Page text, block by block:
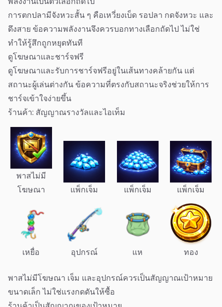
การตกปลามีจังหวะสั้น ๆ คือเหวี่ยงเบ็ด รอปลา กดจังหวะ และ
ดึงสาย ข้อความพลังงานจึงควรบอกทางเลือกถัดไป ไม่ใช่
ทำให้รู้สึกถูกหยุดทันที
ดูโฆษณาและชาร์จฟรี
ดูโฆษณาและรับการชาร์จฟรีอยู่ในเส้นทางคล้ายกัน แต่
สถานะผู้เล่นต่างกัน ข้อความที่ตรงกับสถานะจริงช่วยให้การ
ชาร์จเข้าใจง่ายขึ้น
ร้านค้า: สัญญาณรางวัลและไอเท็ม
พาสไม่มี
โฆษณา
แพ็กเจ็ม แพ็กเจ็ม แพ็กเจ็ม
เหยื่อ อุปกรณ์ แห ทอง
พาสไม่มีโฆษณา เจ็ม และอุปกรณ์ควรเป็นสัญญาณเป้าหมาย
ขนาดเล็ก ไม่ใช่แรงกดดันให้ซื้อ